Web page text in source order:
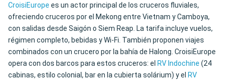
CroisiEurope es un actor principal de los cruceros fluviales,
ofreciendo cruceros por el Mekong entre Vietnam y Camboya,
con salidas desde Saigón o Siem Reap. La tarifa incluye vuelos,
régimen completo, bebidas y Wi-Fi. También proponen viajes
combinados con un crucero por la bahía de Halong. CroisiEurope
opera con dos barcos para estos cruceros: el RV Indochine (24
cabinas, estilo colonial, bar en la cubierta solárium) y el RV